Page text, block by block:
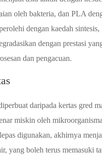
oleh bakteria, dan PLA
dengan kaedah
dengan prestasi
dan pengacuan.
daripada kertas gred
miskin oleh
digunakan, akhirnya
yang boleh terus memasuki